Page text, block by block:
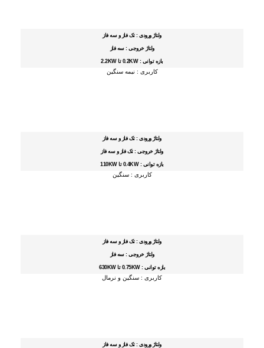
ولتاژ ورودی : تک فاز و سه فاز
ولتاژ خروجی : سه فاز
بازه توانی : 0.2KW تا 2.2KW
کاربری : نیمه سنگین
ولتاژ ورودی : تک فاز و سه فاز
ولتاژ خروجی : تک فاز و سه فاز
بازه توانی : 0.4KW تا 110KW
کاربری : سنگین
ولتاژ ورودی : تک فاز و سه فاز
ولتاژ خروجی : سه فاز
بازه توانی : 0.75KW تا 630KW
کاربری : سنگین و نرمال
ولتاژ ورودی : تک فاز و سه فاز